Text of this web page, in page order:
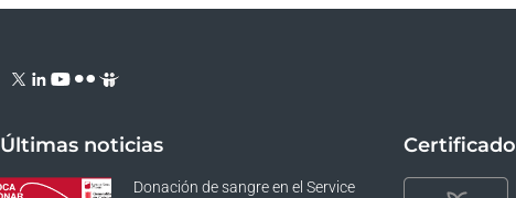
Últimas noticias
Donación de sangre en el Service